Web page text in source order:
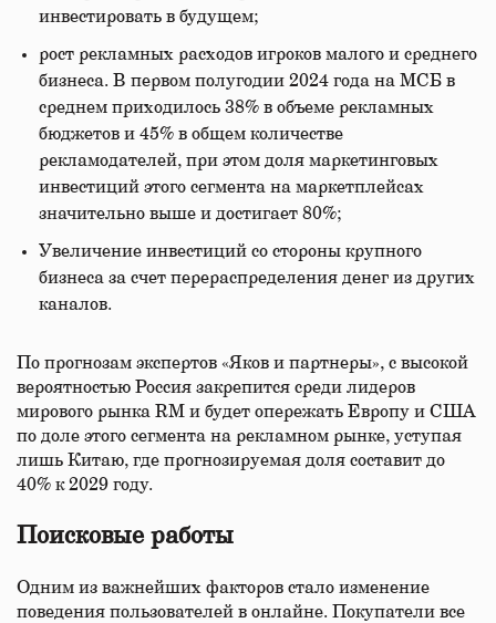
инвестировать в будущем;
рост рекламных расходов игроков малого и среднего
бизнеса. В первом полугодии 2024 года на МСБ в
среднем приходилось 38% в объеме рекламных
бюджетов и 45% в общем количестве
рекламодателей, при этом доля маркетинговых
инвестиций этого сегмента на маркетплейсах
значительно выше и достигает 80%;
Увеличение инвестиций со стороны крупного
бизнеса за счет перераспределения денег из других
каналов.
По прогнозам экспертов «Яков и партнеры», с высокой
вероятностью Россия закрепится среди лидеров
мирового рынка RM и будет опережать Европу и США
по доле этого сегмента на рекламном рынке, уступая
лишь Китаю, где прогнозируемая доля составит до
40% к 2029 году.
Поисковые работы
Одним из важнейших факторов стало изменение
поведения пользователей в онлайне. Покупатели все